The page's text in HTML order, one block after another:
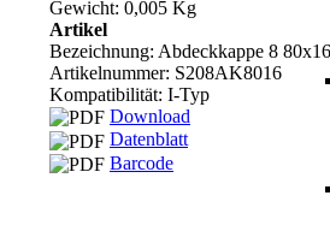
Gewicht: 0,005 Kg
Artikel
Bezeichnung: Abdeckkappe 8 80x16
Artikelnummer: S208AK8016
Kompatibilität: I-Typ
Download
Datenblatt
Barcode